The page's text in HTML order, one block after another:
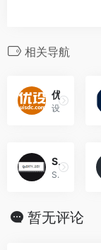
相关导航
优设
设计师交流学习平台
Simpleline Icons
Simple line Icons pack
暂无评论